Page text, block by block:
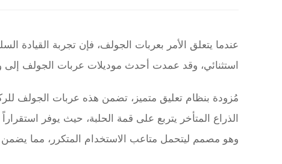
عندما يتعلق الأمر بعربات الجولف، فإن تجربة
استثنائي، وقد عمدت أحدث موديلات عربات الجولف إلى
مُزودة بنظام تعليق متميز، تضمن هذه عربات الجولف
الذراع المتأخر يتربع على قمة الحلبة، حيث يوفر
وهو مصمم ليتحمل متاعب الاستخدام المتكرر، مما يضمن